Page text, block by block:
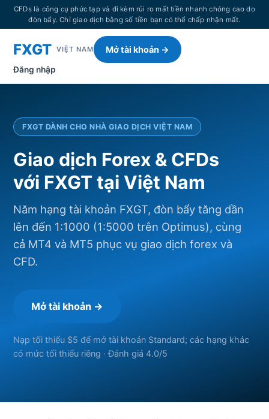
CFDs là công cụ phức tạp và đi kèm rủi ro mất tiền nhanh chóng cao do
đòn bẩy. Chỉ giao dịch bằng số tiền bạn có thể chấp nhận mất.
FXGT VIỆT NAM
Đăng nhập
Mở tài khoản →
FXGT DÀNH CHO NHÀ GIAO DỊCH VIỆT NAM
Giao dịch Forex & CFDs
với FXGT tại Việt Nam
Năm hạng tài khoản FXGT, đòn bẩy tăng dần
lên đến 1:1000 (1:5000 trên Optimus), cùng
cả MT4 và MT5 phục vụ giao dịch forex và
CFD.
Mở tài khoản →
Nạp tối thiểu $5 để mở tài khoản Standard; các hạng khác
có mức tối thiểu riêng · Đánh giá 4.0/5